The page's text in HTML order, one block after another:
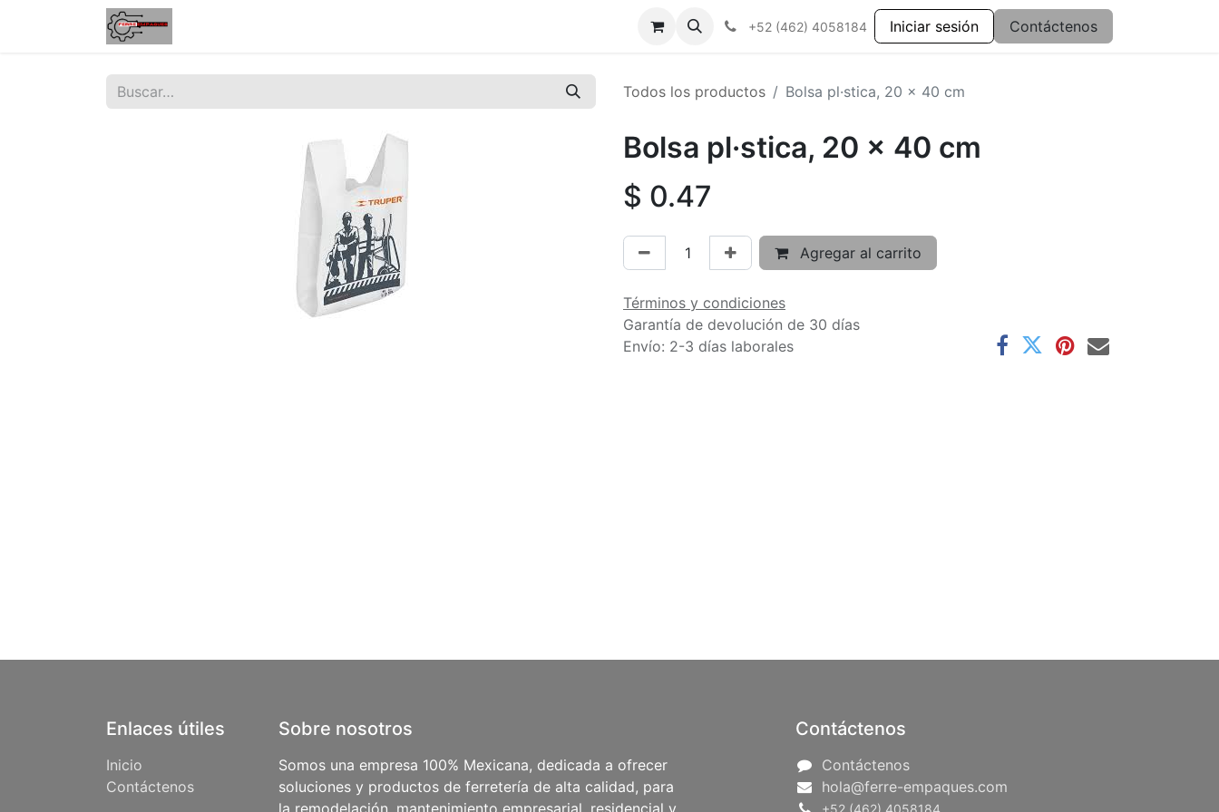
+52 (462) 4058184 Iniciar sesión Contáctenos
Todos los productos Bolsa pl·stica, 20 x 40 cm
Bolsa pl·stica, 20 x 40 cm
$ 0.47
Agregar al carrito
Términos y condiciones
Garantía de devolución de 30 días
Envío: 2-3 días laborales
Enlaces útiles
Inicio
Contáctenos
Sobre nosotros
Somos una empresa 100% Mexicana, dedicada a ofrecer
soluciones y productos de ferretería de alta calidad, para
la remodelación, mantenimiento empresarial, residencial y
Contáctenos
Contáctenos
hola@ferre-empaques.com
+52 (462) 4058184